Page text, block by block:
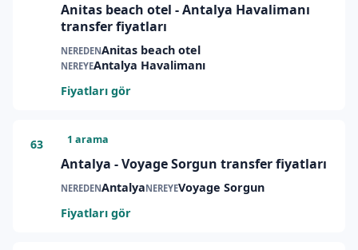
Anitas beach otel - Antalya Havalimanı
transfer fiyatları
NEREDENAnitas beach otel
NEREYEAntalya Havalimanı
Fiyatları gör
63 1 arama
Antalya - Voyage Sorgun transfer fiyatları
NEREDENAntalyaNEREYEVoyage Sorgun
Fiyatları gör